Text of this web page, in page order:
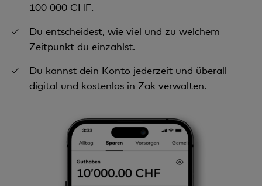
100 000 CHF.
Du entscheidest, wie viel und zu welchem
Zeitpunkt du einzahlst.
Du kannst dein Konto jederzeit und überall
digital und kostenlos in Zak verwalten.